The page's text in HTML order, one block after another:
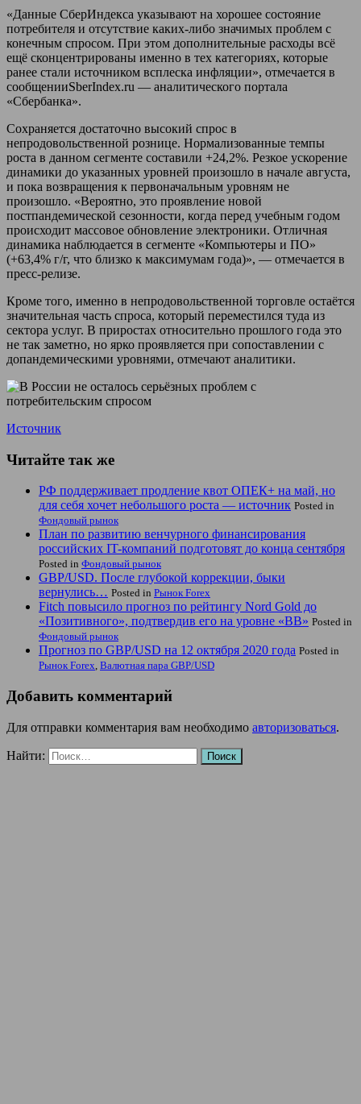
«Данные СберИндекса указывают на хорошее состояние
потребителя и отсутствие каких-либо значимых проблем с
конечным спросом. При этом дополнительные расходы всё
ещё сконцентрированы именно в тех категориях, которые
ранее стали источником всплеска инфляции», отмечается в
сообщенииSberIndex.ru — аналитического портала
«Сбербанка».
Сохраняется достаточно высокий спрос в
непродовольственной рознице. Нормализованные темпы
роста в данном сегменте составили +24,2%. Резкое ускорение
динамики до указанных уровней произошло в начале августа,
и пока возвращения к первоначальным уровням не
произошло. «Вероятно, это проявление новой
постпандемической сезонности, когда перед учебным годом
происходит массовое обновление электроники. Отличная
динамика наблюдается в сегменте «Компьютеры и ПО»
(+63,4% г/г, что близко к максимумам года)», — отмечается в
пресс-релизе.
Кроме того, именно в непродовольственной торговле остаётся
значительная часть спроса, который переместился туда из
сектора услуг. В приростах относительно прошлого года это
не так заметно, но ярко проявляется при сопоставлении с
допандемическими уровнями, отмечают аналитики.
Источник
Читайте так же
РФ поддерживает продление квот ОПЕК+ на май, но
для себя хочет небольшого роста — источник Posted in
Фондовый рынок
План по развитию венчурного финансирования
российских IT-компаний подготовят до конца сентября
Posted in Фондовый рынок
GBP/USD. После глубокой коррекции, быки
вернулись… Posted in Рынок Forex
Fitch повысило прогноз по рейтингу Nord Gold до
«Позитивного», подтвердив его на уровне «BB» Posted in
Фондовый рынок
Прогноз по GBP/USD на 12 октября 2020 года Posted in
Рынок Forex, Валютная пара GBP/USD
Добавить комментарий
Для отправки комментария вам необходимо авторизоваться.
Найти: